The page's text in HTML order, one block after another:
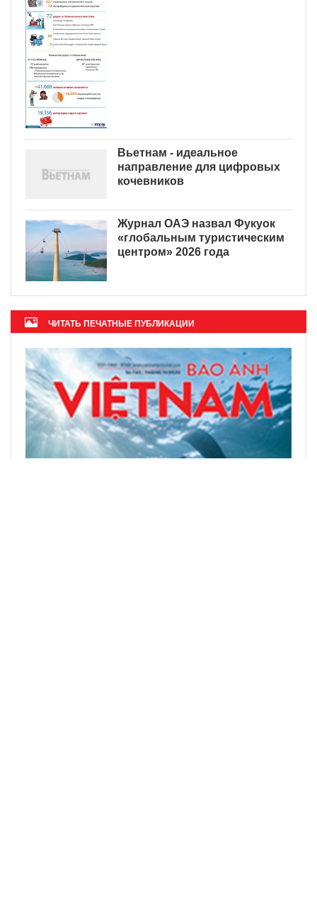
Вьетнам - идеальное
направление для цифровых
кочевников
Журнал ОАЭ назвал Фукуок
«глобальным туристическим
центром» 2026 года
ЧИТАТЬ ПЕЧАТНЫЕ ПУБЛИКАЦИИ